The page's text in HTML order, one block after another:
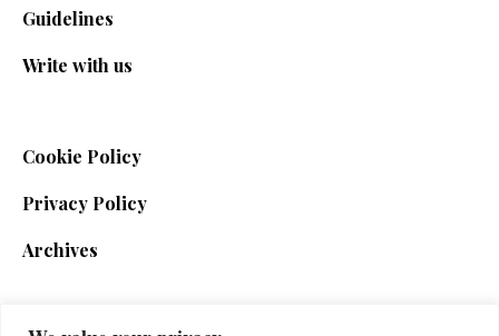
Guidelines
Write with us
Cookie Policy
Privacy Policy
Archives